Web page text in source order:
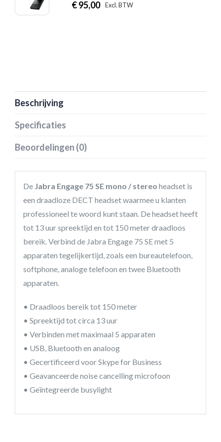
€95,00 Excl. BTW
Beschrijving
Specificaties
Beoordelingen (0)
De Jabra Engage 75 SE mono / stereo headset is
een draadloze DECT headset waarmee u klanten
professioneel te woord kunt staan. De headset heeft
tot 13 uur spreektijd en tot 150 meter draadloos
bereik. Verbind de Jabra Engage 75 SE met 5
apparaten tegelijkertijd, zoals een bureautelefoon,
softphone, analoge telefoon en twee Bluetooth
apparaten.
• Draadloos bereik tot 150 meter
• Spreektijd tot circa 13 uur
• Verbinden met maximaal 5 apparaten
• USB, Bluetooth en analoog
• Gecertificeerd voor Skype for Business
• Geavanceerde noise cancelling microfoon
• Geïntegreerde busylight